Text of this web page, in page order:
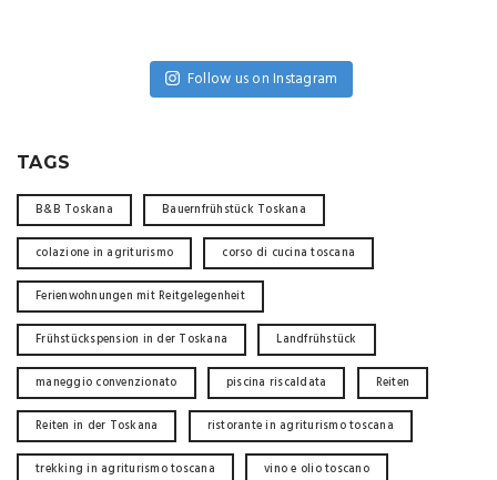
Follow us on Instagram
TAGS
B&B Toskana Bauernfrühstück Toskana
colazione in agriturismo corso di cucina toscana
Ferienwohnungen mit Reitgelegenheit
Frühstückspension in der Toskana Landfrühstück
maneggio convenzionato piscina riscaldata Reiten
Reiten in der Toskana ristorante in agriturismo toscana
trekking in agriturismo toscana vino e olio toscano